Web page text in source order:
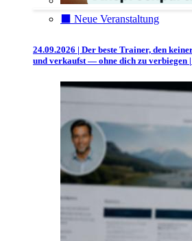
⬛️ Neue Veranstaltung
24.09.2026 | Der beste Trainer, den
und verkaufst — ohne dich zu verbiegen